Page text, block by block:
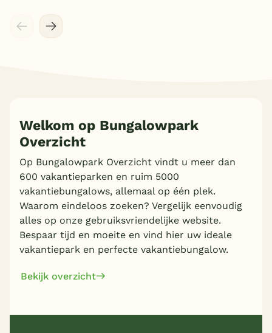
Welkom op Bungalowpark
Overzicht
Op Bungalowpark Overzicht vindt u meer dan
600 vakantieparken en ruim 5000
vakantiebungalows, allemaal op één plek.
Waarom eindeloos zoeken? Vergelijk eenvoudig
alles op onze gebruiksvriendelijke website.
Bespaar tijd en moeite en vind hier uw ideale
vakantiepark en perfecte vakantiebungalow.
Bekijk overzicht